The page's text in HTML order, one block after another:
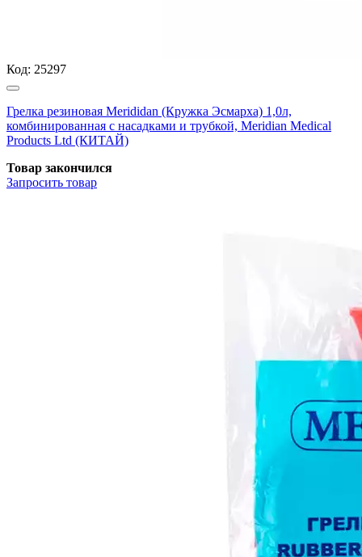
Код: 25297
Грелка резиновая Merididan (Кружка Эсмарха) 1,0л,
комбинированная с насадками и трубкой, Meridian Medical
Products Ltd (КИТАЙ)
Товар закончился
Запросить товар